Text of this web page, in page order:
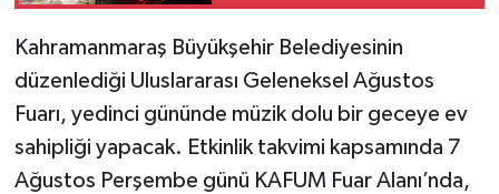
Kahramanmaraş Büyükşehir Belediyesinin
düzenlediği Uluslararası Geleneksel Ağustos
Fuarı, yedinci gününde müzik dolu bir geceye ev
sahipliği yapacak. Etkinlik takvimi kapsamında 7
Ağustos Perşembe günü KAFUM Fuar Alanı’nda,